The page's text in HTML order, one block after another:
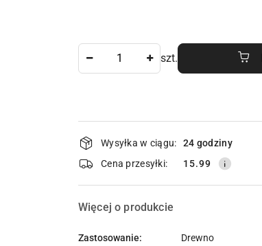
szt.
Dostępność
i
dostawa
Wysyłka w ciągu:
24 godziny
Cena przesyłki:
15.99
Więcej o produkcie
Zastosowanie: Drewno